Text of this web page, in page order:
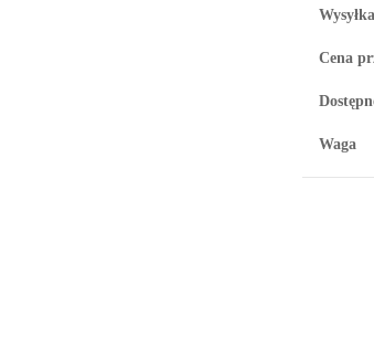
Cena
Waga